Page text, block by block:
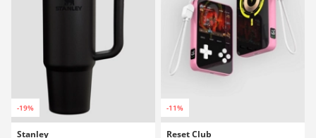
-19%
Stanley
-11%
Reset Club